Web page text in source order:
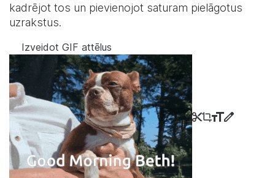
kadrējot tos un pievienojot saturam pielāgotus
uzrakstus.
Izveidot GIF attēlus